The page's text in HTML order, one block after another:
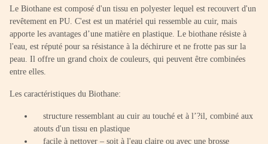
Le Biothane est composé d'un tissu en polyester lequel est recouvert d'un
revêtement en PU. C'est est un matériel qui ressemble au cuir, mais
apporte les avantages d’une matière en plastique. Le biothane résiste à
l'eau, est réputé pour sa résistance à la déchirure et ne frotte pas sur la
peau. Il offre un grand choix de couleurs, qui peuvent être combinées
entre elles.
Les caractéristiques du Biothane:
structure ressemblant au cuir au touché et à l’?il, combiné aux
atouts d'un tissu en plastique
facile à nettoyer – soit à l'eau claire ou avec une brosse